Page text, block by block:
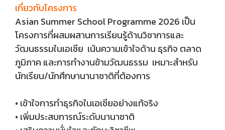
เกี่ยวกับโครงการ
Asian Summer School Programme 2026 เป็น
โครงการที่ผสมผสานการเรียนรู้ด้านวิชาการและ
วัฒนธรรมในเอเชีย เน้นความเข้าใจด้าน ธุรกิจ ตลาด
ภูมิภาค และการทำงานข้ามวัฒนธรรม เหมาะสำหรับ
นักเรียน/นักศึกษานานาชาติที่ต้องการ
• เข้าใจการทำธุรกิจในเอเชียอย่างแท้จริง
• เพิ่มประสบการณ์ระดับนานาชาติ